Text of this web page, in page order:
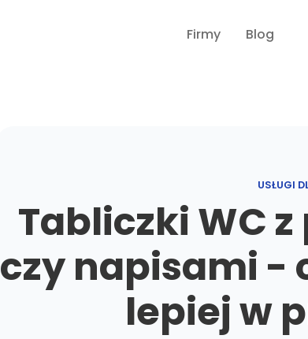
Firmy Blog
USŁUGI
Tabliczki WC
czy napisami -
lepiej w